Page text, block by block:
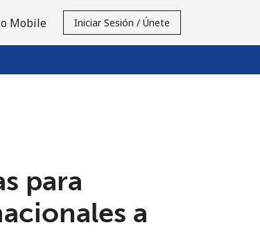
Mobile Iniciar Sesión / Únete
para
a